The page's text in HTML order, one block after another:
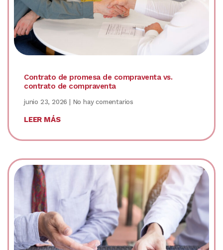
Contrato de promesa de compraventa vs.
contrato de compraventa
junio 23, 2026 No hay comentarios
LEER MÁS